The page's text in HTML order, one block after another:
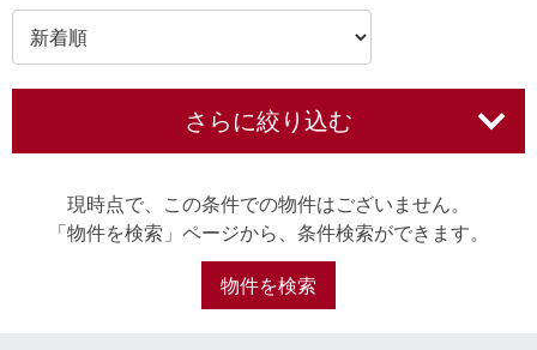
さらに絞り込む
現時点で、この条件での物件はございません。
「物件を検索」ページから、条件検索ができます。
物件を検索